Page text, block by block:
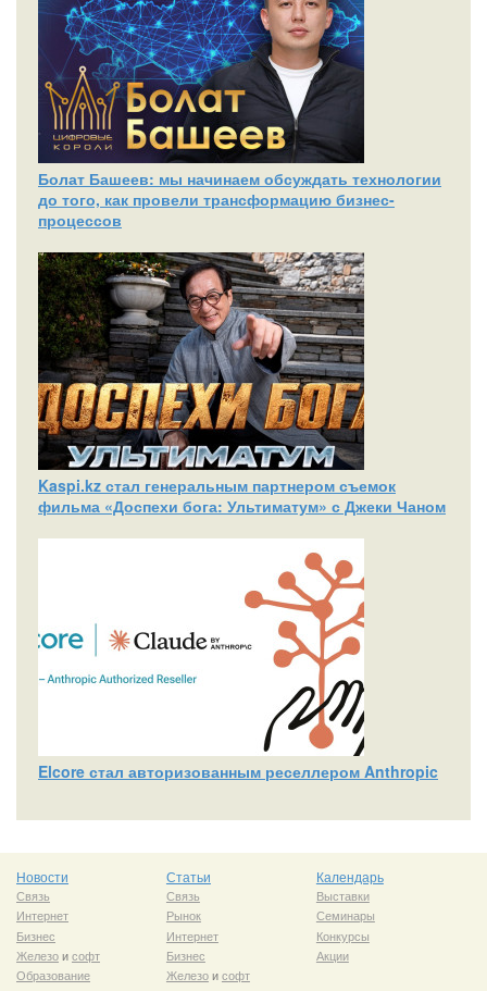
Болат Башеев: мы начинаем обсуждать технологии
до того, как провели трансформацию бизнес-
процессов
Kaspi.kz стал генеральным партнером съемок
фильма «Доспехи бога: Ультиматум» с Джеки Чаном
Elcore стал авторизованным реселлером Anthropic
Новости
Связь
Интернет
Бизнес
Железоисофт
Образование
Статьи
Связь
Рынок
Интернет
Бизнес
Железоисофт
Календарь
Выставки
Семинары
Конкурсы
Акции